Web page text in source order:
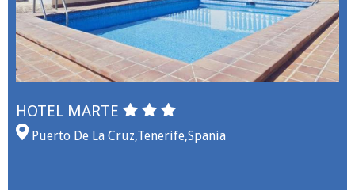
HOTEL MARTE
Puerto De La Cruz,Tenerife,Spania